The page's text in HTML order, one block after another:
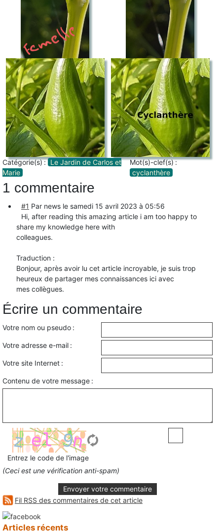
Catégorie(s) : Le Jardin de Carlos et
Marie
Mot(s)-clef(s) :
cyclanthère
1 commentaire
#1 Par news le samedi 15 avril 2023 à 05:56
Hi, after reading this amazing article i am too happy to
share my knowledge here with
colleagues.
Traduction :
Bonjour, après avoir lu cet article incroyable, je suis trop
heureux de partager mes connaissances ici avec
mes collègues.
Écrire un commentaire
Votre nom ou pseudo :
Votre adresse e-mail :
Votre site Internet :
Contenu de votre message :
Entrez le code de l'image
(Ceci est une vérification anti-spam)
Envoyer votre commentaire
Fil RSS des commentaires de cet article
Articles récents